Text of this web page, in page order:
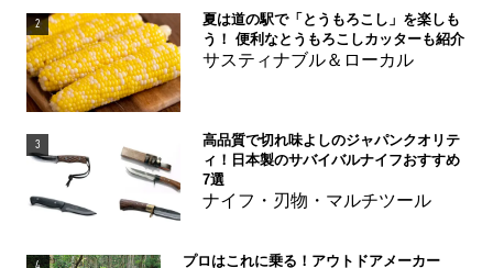
2
夏は道の駅で「とうもろこし」を楽しも
う！ 便利なとうもろこしカッターも紹介
サスティナブル＆ローカル
3
高品質で切れ味よしのジャパンクオリテ
ィ！日本製のサバイバルナイフおすすめ
7選
ナイフ・刃物・マルチツール
4 プロはこれに乗る！アウトドアメーカー